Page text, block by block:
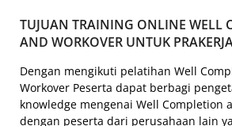
TUJUAN TRAINING ONLINE WELL
AND WORKOVER UNTUK
Dengan mengikuti pelatihan Well
Workover Peserta dapat berbagi
knowledge mengenai Well Completion
dengan peserta dari perusahaan lain